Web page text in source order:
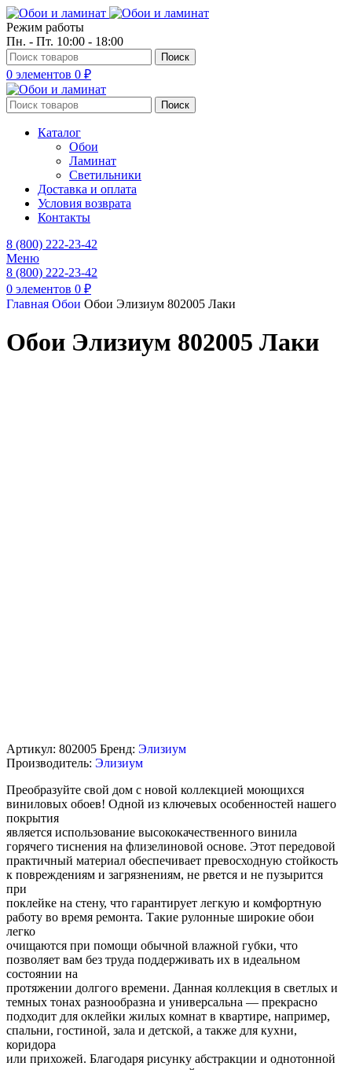
Режим работы
Пн. - Пт. 10:00 - 18:00
Поиск
0 элементов 0 ₽
Поиск
Каталог
Обои
Ламинат
Светильники
Доставка и оплата
Условия возврата
Контакты
8 (800) 222-23-42
Меню
8 (800) 222-23-42
0 элементов 0 ₽
Главная Обои Обои Элизиум 802005 Лаки
Обои Элизиум 802005 Лаки
Артикул: 802005 Бренд: Элизиум
Производитель: Элизиум
Преобразуйте свой дом с новой коллекцией моющихся
виниловых обоев! Одной из ключевых особенностей нашего
покрытия
является использование высококачественного винила
горячего тиснения на флизелиновой основе. Этот передовой
практичный материал обеспечивает превосходную стойкость
к повреждениям и загрязнениям, не рвется и не пузырится
при
поклейке на стену, что гарантирует легкую и комфортную
работу во время ремонта. Такие рулонные широкие обои
легко
очищаются при помощи обычной влажной губки, что
позволяет вам без труда поддерживать их в идеальном
состоянии на
протяжении долгого времени. Данная коллекция в светлых и
темных тонах разнообразна и универсальна — прекрасно
подходит для оклейки жилых комнат в квартире, например,
спальни, гостиной, зала и детской, а также для кухни,
коридора
или прихожей. Благодаря рисунку абстракции и однотонной